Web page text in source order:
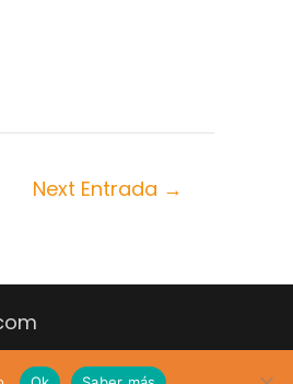
Next Entrada →